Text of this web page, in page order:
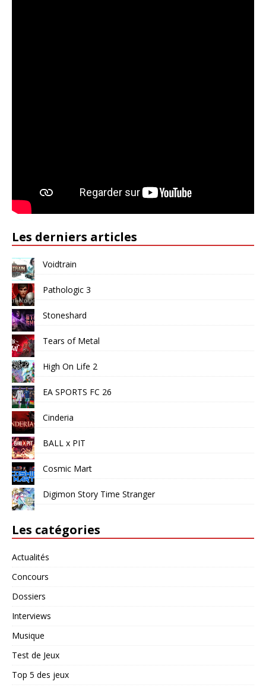
Les derniers articles
Voidtrain
Pathologic 3
Stoneshard
Tears of Metal
High On Life 2
EA SPORTS FC 26
Cinderia
BALL x PIT
Cosmic Mart
Digimon Story Time Stranger
Les catégories
Actualités
Concours
Dossiers
Interviews
Musique
Test de Jeux
Top 5 des jeux